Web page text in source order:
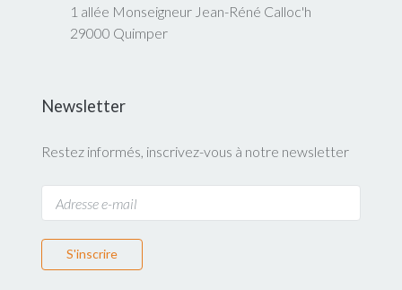
1 allée Monseigneur Jean-Réné Calloc'h
29000 Quimper
Newsletter
Restez informés, inscrivez-vous à notre newsletter
S'inscrire